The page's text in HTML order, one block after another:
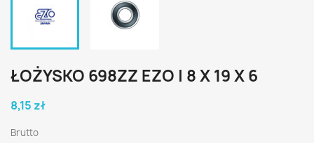
ŁOŻYSKO 698ZZ EZO | 8 X 19 X 6
8,15 zł
Brutto